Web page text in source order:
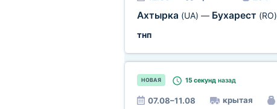
Ахтырка (UA) — Бухарест (RO)
тнп
НОВАЯ 15 секундназад
07.08–11.08 крытая